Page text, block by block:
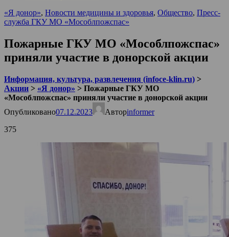
«Я донор», Новости медицины и здоровья, Общество, Пресс-
служба ГКУ МО «Мособлпожспас»
Пожарные ГКУ МО «Мособлпожспас»
приняли участие в донорской акции
Информация, культура, развлечения (infoce-klin.ru) >
Акции > «Я донор» > Пожарные ГКУ МО
«Мособлпожспас» приняли участие в донорской акции
Опубликовано07.12.2023 Авторinformer
375